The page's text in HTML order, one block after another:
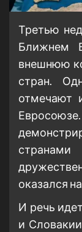
Третью
Ближнем
внешнюю
стран.
отмечают
оказался
И речь
и